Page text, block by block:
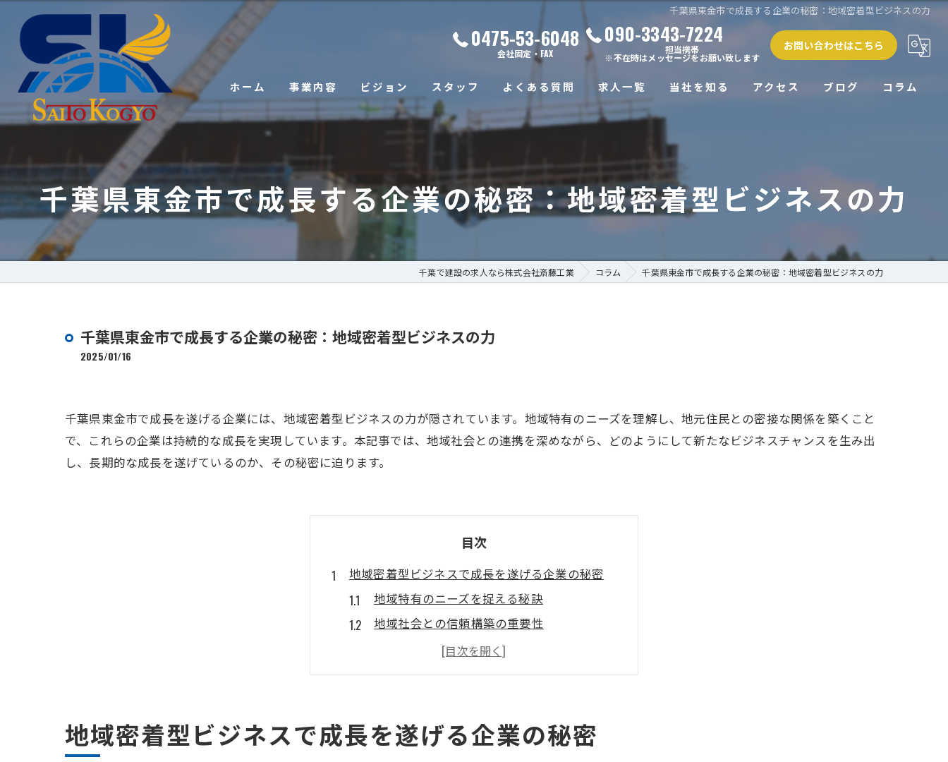
千葉県東金市で成長する企業の秘密：地域密着型ビジネスの力
0475-53-6048
会社固定・FAX
090-3343-7224
担当携帯
※不在時はメッセージをお願い致します
お問い合わせはこちら
ホーム 事業内容 ビジョン スタッフ よくある質問 求人一覧 当社を知る
経験者
高収入
アクセス ブログ コラム
千葉県東金市で成長する企業の秘密：地域密着型ビジネスの力
千葉で建設の求人なら株式会社斎藤工業 コラム 千葉県東金市で成長する企業の秘密：地域密着型ビジネスの力
千葉県東金市で成長する企業の秘密：地域密着型ビジネスの力
2025/01/16
千葉県東金市で成長を遂げる企業には、地域密着型ビジネスの力が隠されています。地域特有のニーズを理解し、地元住民との密接な関係を築くこと
で、これらの企業は持続的な成長を実現しています。本記事では、地域社会との連携を深めながら、どのようにして新たなビジネスチャンスを生み出
し、長期的な成長を遂げているのか、その秘密に迫ります。
目次
地域密着型ビジネスで成長を遂げる企業の秘密
地域特有のニーズを捉える秘訣
地域社会との信頼構築の重要性
地元資源を活用した持続可能な成長
地域イベント参画によるブランド力向上
地域住民の声を反映した商品開発
千葉県東金市での成長を支える地域戦略
地域密着型ビジネスで成長を遂げる企業の秘密